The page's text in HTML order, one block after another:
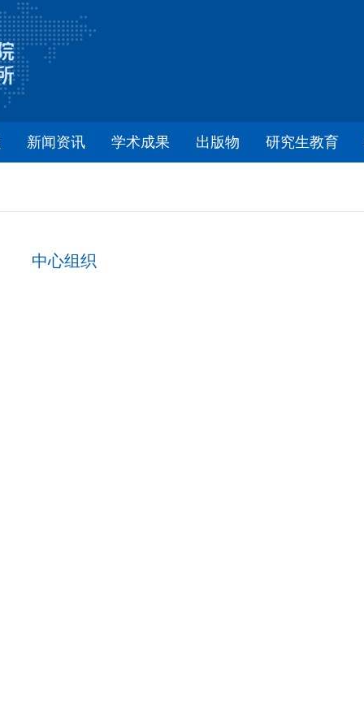
新闻资讯 学术成果 出版物 研究生教育
中心组织